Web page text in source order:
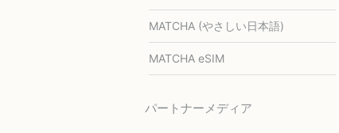
MATCHA (やさしい日本語)
MATCHA eSIM
パートナーメディア